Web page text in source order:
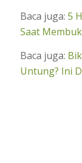
Baca juga: 5
Saat
Baca juga:
Untung? Ini